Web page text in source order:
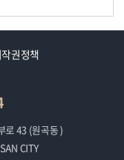
권정책
로 43 (원곡동 )
CITY